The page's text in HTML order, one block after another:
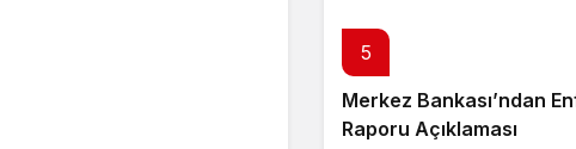
5
Merkez Bankası’ndan
Raporu Açıklaması